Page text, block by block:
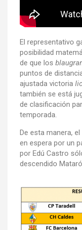
El representativo
posibilidad
de que los
puntos de
ajustada victoria
también se está
de clasificación
temporada.
De esta manera,
en espera por un
por Edú Castro
descendido